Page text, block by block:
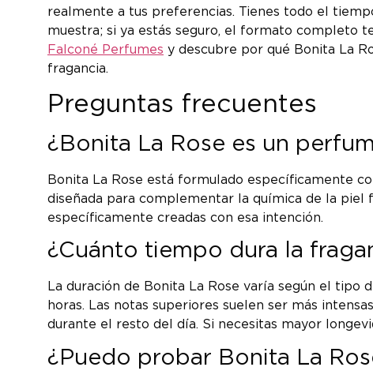
realmente a tus preferencias. Tienes todo el
muestra; si ya estás seguro, el formato completo
Falconé Perfumes y descubre por qué Bonita La
fragancia.
Preguntas frecuentes
¿Bonita La Rose es un
Bonita La Rose está formulado específicamente
diseñada para complementar la química de la piel
específicamente creadas con esa intención.
¿Cuánto tiempo dura la
La duración de Bonita La Rose varía según el
horas. Las notas superiores suelen ser más
durante el resto del día. Si necesitas mayor
¿Puedo probar Bonita La